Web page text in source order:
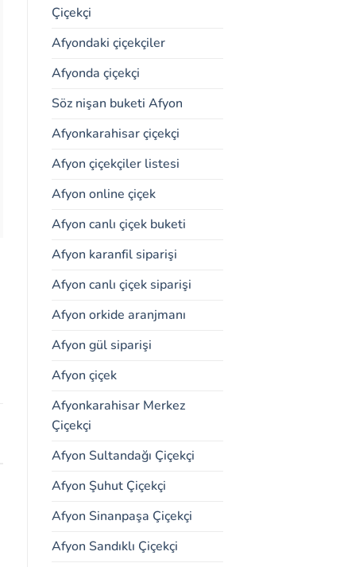
Çiçekçi
Afyondaki çiçekçiler
Afyonda çiçekçi
Söz nişan buketi Afyon
Afyonkarahisar çiçekçi
Afyon çiçekçiler listesi
Afyon online çiçek
Afyon canlı çiçek buketi
Afyon karanfil siparişi
Afyon canlı çiçek siparişi
Afyon orkide aranjmanı
Afyon gül siparişi
Afyon çiçek
Afyonkarahisar Merkez
Çiçekçi
Afyon Sultandağı Çiçekçi
Afyon Şuhut Çiçekçi
Afyon Sinanpaşa Çiçekçi
Afyon Sandıklı Çiçekçi